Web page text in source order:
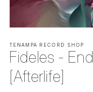
multimedia
1
ventana
modal
TENAMPA RECORD SHOP
Fideles -
[Afterlife]